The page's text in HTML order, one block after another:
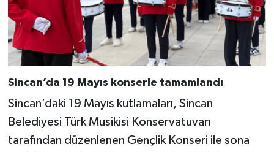
Sincan’da 19 Mayıs konserle tamamlandı
Sincan’daki 19 Mayıs kutlamaları, Sincan
Belediyesi Türk Musikisi Konservatuvarı
tarafından düzenlenen Gençlik Konseri ile sona